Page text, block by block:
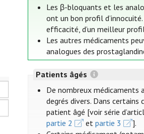
Les β-bloquants et les
ont un bon profil
efficacité, d’un meilleur
Les autres médicaments
analogues des
Patients âgés
De nombreux
degrés divers. Dans
patient âgé [voir série
partie 2
etpartie 3
].